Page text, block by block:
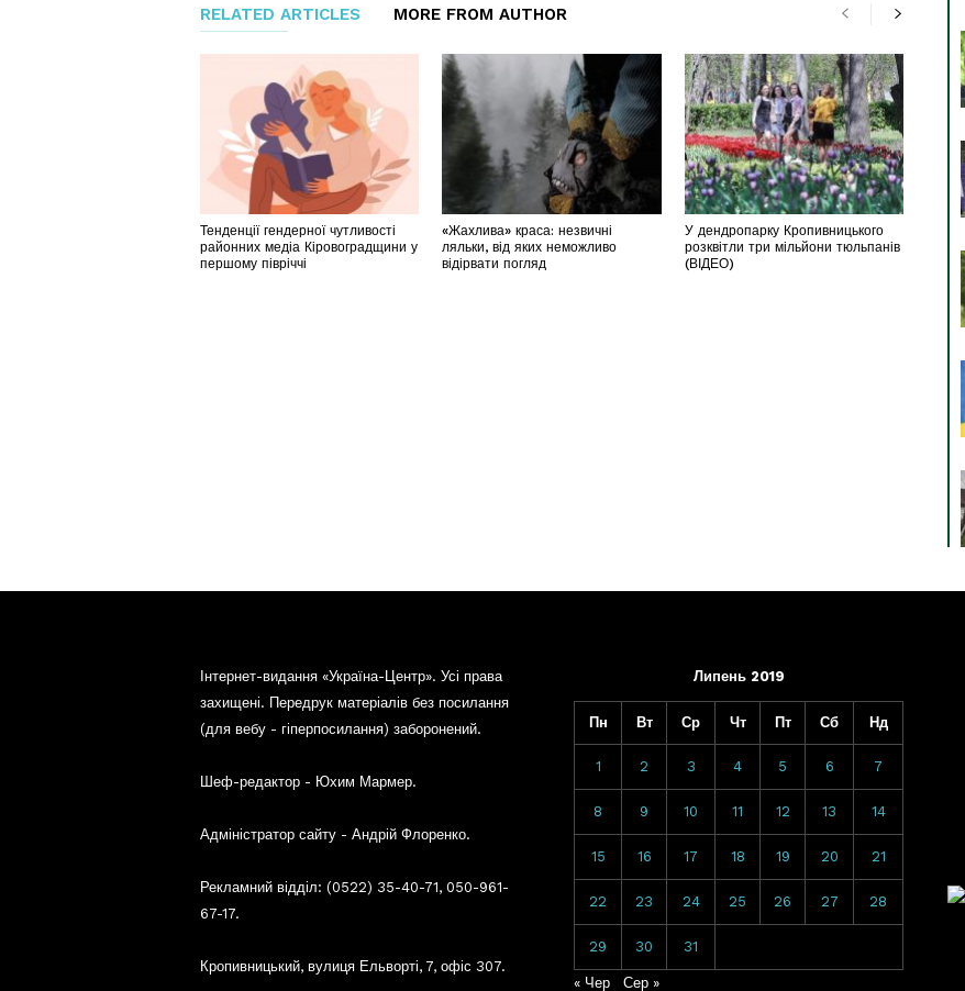
RELATED ARTICLES MORE FROM AUTHOR
Тенденції гендерної чутливості
районних медіа Кіровоградщини у
першому півріччі
«Жахлива» краса: незвичні
ляльки, від яких неможливо
відірвати погляд
У дендропарку Кропивницького
розквітли три мільйони тюльпанів
(ВІДЕО)
Інтернет-видання «Україна-Центр». Усі права
захищені. Передрук матеріалів без посилання
(для вебу - гіперпосилання) заборонений.
Шеф-редактор - Юхим Мармер.
Адміністратор сайту - Андрій Флоренко.
Рекламний відділ: (0522) 35-40-71, 050-961-
67-17.
Кропивницький, вулиця Ельворті, 7, офіс 307.
Липень 2019
Пн Вт Ср Чт Пт Сб Нд
1 2 3 4 5 6 7
8 9 10 11 12 13 14
15 16 17 18 19 20 21
22 23 24 25 26 27 28
29 30 31
« Чер Сер »